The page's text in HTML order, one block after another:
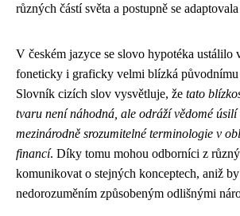
různých částí světa a postupně se
V českém jazyce se slovo hypotéka ustálilo
foneticky i graficky velmi blízká původnímu
Slovník cizích slov vysvětluje, že tato
tvaru není náhodná, ale odráží vědomé úsilí
mezinárodně srozumitelné terminologie v
financí. Díky tomu mohou odborníci z
komunikovat o stejných konceptech, aniž
nedorozuměním způsobeným odlišnými